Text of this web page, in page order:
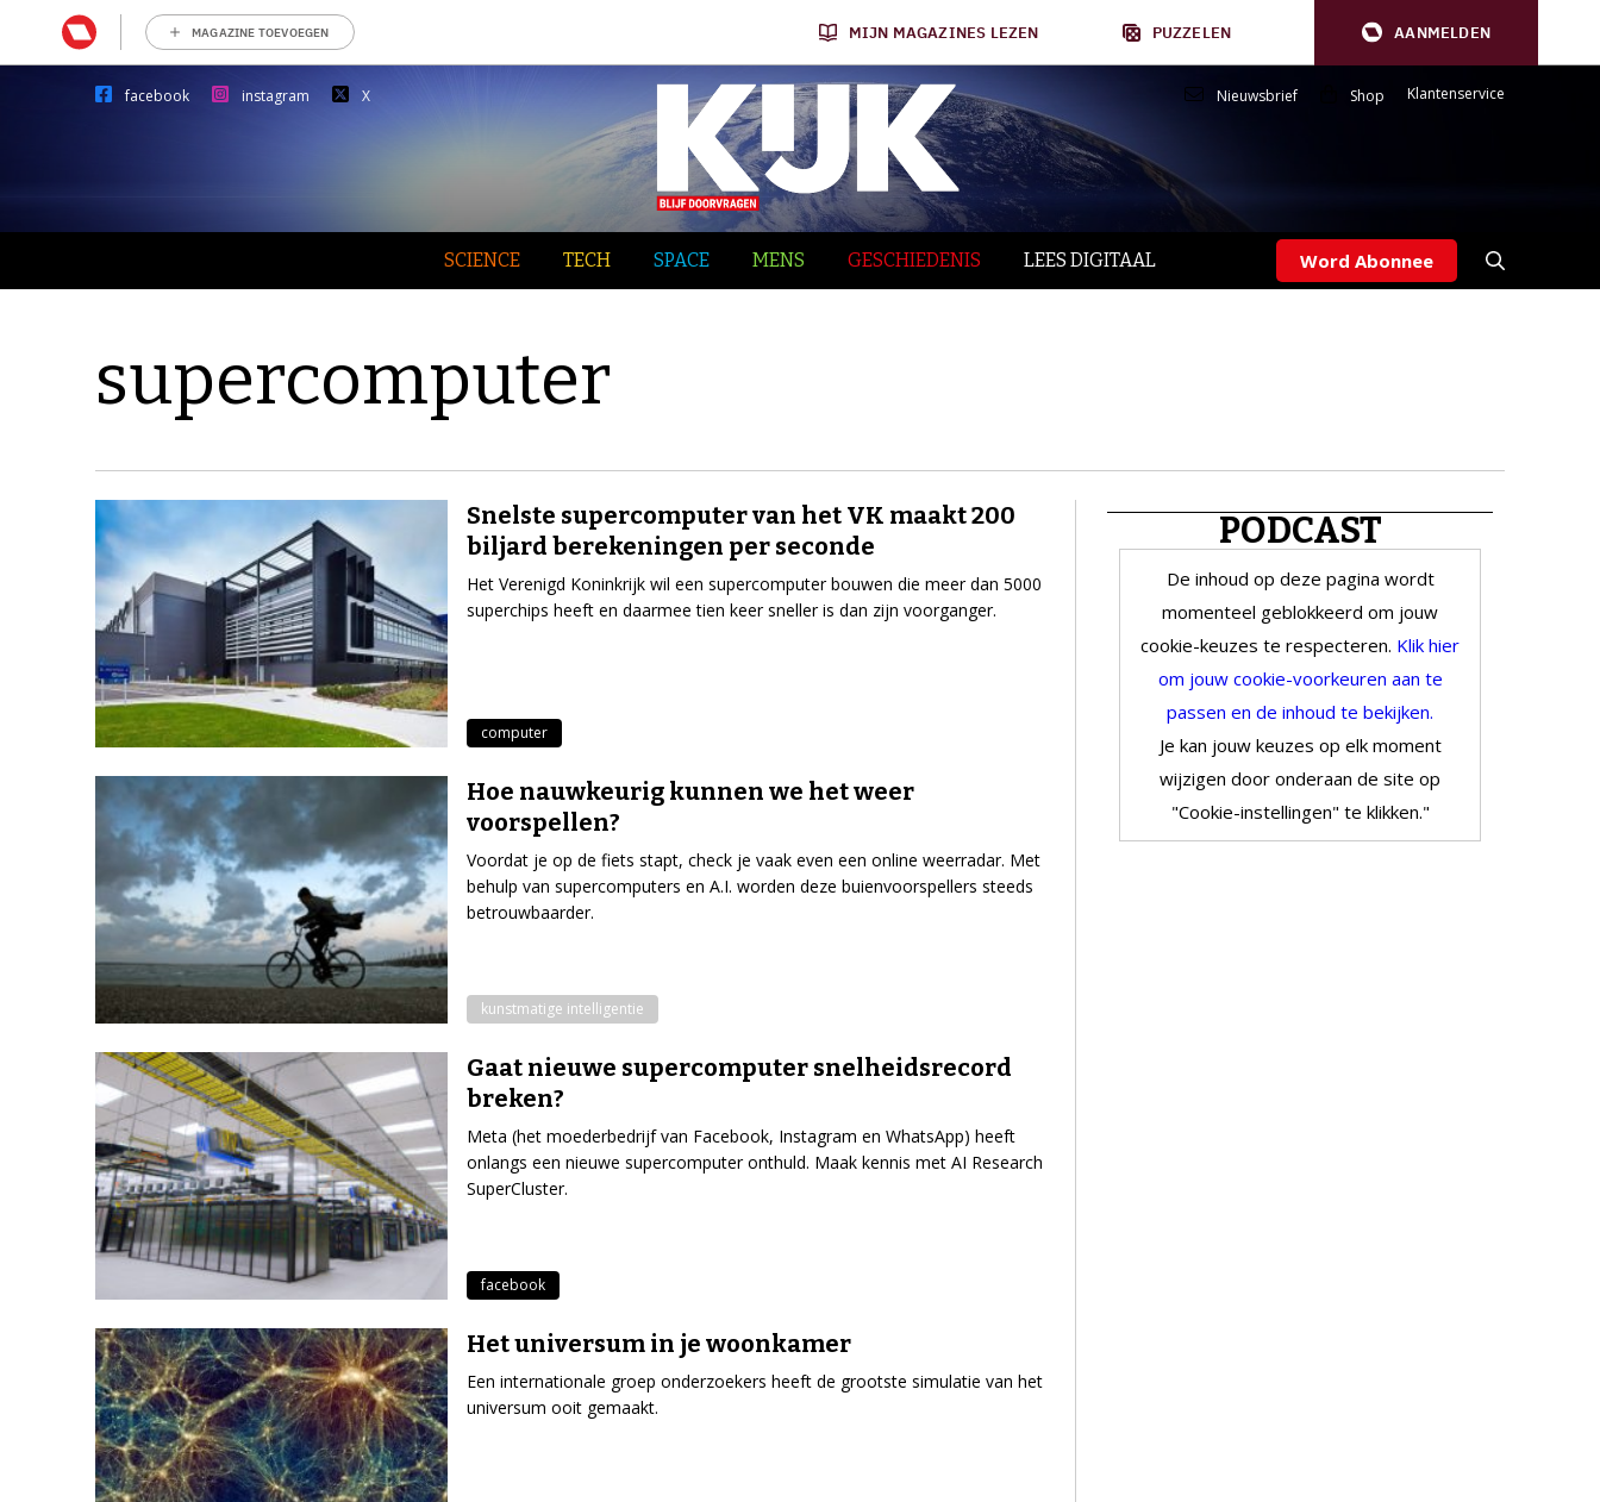
MAGAZINE TOEVOEGEN MIJN MAGAZINES LEZEN PUZZELEN AANMELDEN
facebook instagram X Nieuwsbrief Shop Klantenservice
SCIENCE TECH SPACE MENS GESCHIEDENIS LEES DIGITAAL Word Abonnee
supercomputer
Snelste supercomputer van het VK maakt 200
biljard berekeningen per seconde
Het Verenigd Koninkrijk wil een supercomputer bouwen die meer dan 5000
superchips heeft en daarmee tien keer sneller is dan zijn voorganger.
computer
Hoe nauwkeurig kunnen we het weer
voorspellen?
Voordat je op de fiets stapt, check je vaak even een online weerradar. Met
behulp van supercomputers en A.I. worden deze buienvoorspellers steeds
betrouwbaarder.
kunstmatige intelligentie
Gaat nieuwe supercomputer snelheidsrecord
breken?
Meta (het moederbedrijf van Facebook, Instagram en WhatsApp) heeft
onlangs een nieuwe supercomputer onthuld. Maak kennis met AI Research
SuperCluster.
facebook
Het universum in je woonkamer
Een internationale groep onderzoekers heeft de grootste simulatie van het
universum ooit gemaakt.
PODCAST
De inhoud op deze pagina wordt
momenteel geblokkeerd om jouw
cookie-keuzes te respecteren. Klik hier
om jouw cookie-voorkeuren aan te
passen en de inhoud te bekijken.
Je kan jouw keuzes op elk moment
wijzigen door onderaan de site op
"Cookie-instellingen" te klikken."